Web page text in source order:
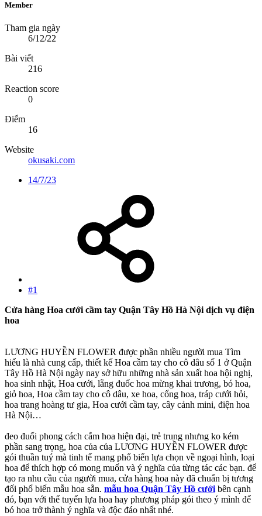
Member
Tham gia ngày
6/12/22
Bài viết
216
Reaction score
0
Điểm
16
Website
okusaki.com
14/7/23
#1
Cửa hàng Hoa cưới cầm tay Quận Tây Hồ Hà Nội dịch vụ điện
hoa
LƯƠNG HUYỀN FLOWER được phần nhiều người mua Tìm
hiểu là nhà cung cấp, thiết kế Hoa cầm tay cho cô dâu số 1 ở Quận
Tây Hồ Hà Nội ngày nay sở hữu những nhà sản xuất hoa hội nghị,
hoa sinh nhật, Hoa cưới, lẵng đuốc hoa mừng khai trương, bó hoa,
giỏ hoa, Hoa cầm tay cho cô dâu, xe hoa, cổng hoa, tráp cưới hỏi,
hoa trang hoàng tư gia, Hoa cưới cầm tay, cây cảnh mini, điện hoa
Hà Nội…
đeo đuổi phong cách cắm hoa hiện đại, trẻ trung nhưng ko kém
phần sang trọng, hoa của của LƯƠNG HUYỀN FLOWER được
gói thuần tuý mà tinh tế mang phổ biến lựa chọn về ngoại hình, loại
hoa để thích hợp có mong muốn và ý nghĩa của từng tác các bạn. để
tạo ra nhu cầu của người mua, cửa hàng hoa này đã chuẩn bị tương
đối phổ biến mẫu hoa sẵn. mẫu hoa Quận Tây Hồ cưới bên cạnh
đó, bạn với thể tuyển lựa hoa hay phương pháp gói theo ý mình để
bó hoa trở thành ý nghĩa và độc đáo nhất nhé.